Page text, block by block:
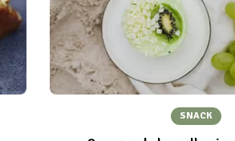
SNACK